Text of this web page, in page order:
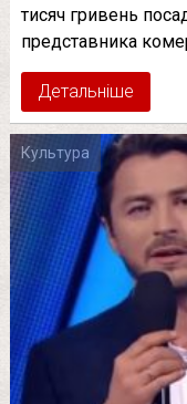
тисяч гривень
представника
Детальніше
Культура